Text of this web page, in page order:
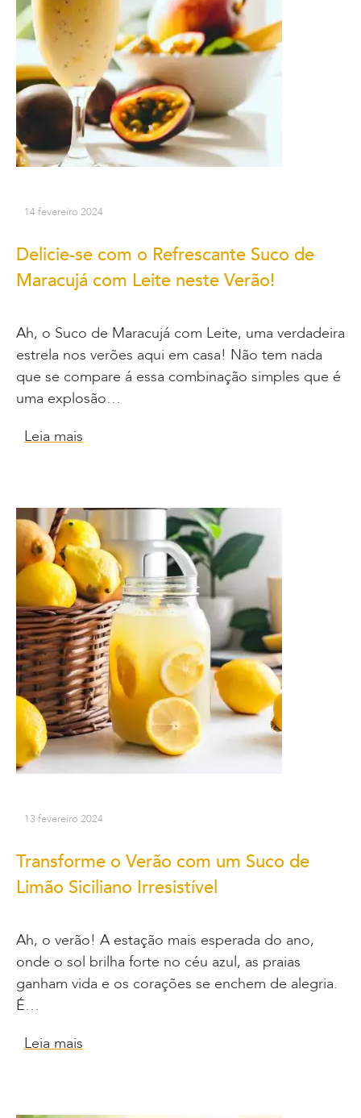
14 fevereiro 2024
Delicie-se com o Refrescante Suco de
Maracujá com Leite neste Verão!
Ah, o Suco de Maracujá com Leite, uma verdadeira
estrela nos verões aqui em casa! Não tem nada
que se compare á essa combinação simples que é
uma explosão…
Leia mais
13 fevereiro 2024
Transforme o Verão com um Suco de
Limão Siciliano Irresistível
Ah, o verão! A estação mais esperada do ano,
onde o sol brilha forte no céu azul, as praias
ganham vida e os corações se enchem de alegria.
É…
Leia mais